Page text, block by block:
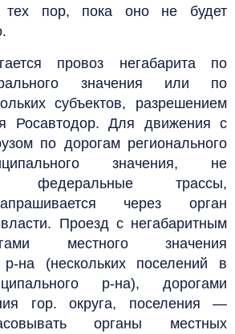
тех пор, пока оно не будет
провоз негабарита по
значения или по
субъектов, разрешением
Росавтодор. Для движения с
по дорогам регионального
значения, не
федеральные трассы,
через орган
Проезд с негабаритным
местного значения
р-на (нескольких поселений в
р-на), дорогами
гор. округа, поселения —
органы местных